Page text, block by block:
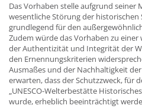
Das Vorhaben stelle aufgrund seiner
wesentliche Störung der historischen
grundlegend für den
Zudem würde das Vorhaben zu
der Authentizität und Integrität der
den Ernennungskriterien
Ausmaßes und der Nachhaltigkeit
erwarten, dass der Schutzzweck, für
„UNESCO-Welterbestätte
wurde, erheblich beeinträchtigt